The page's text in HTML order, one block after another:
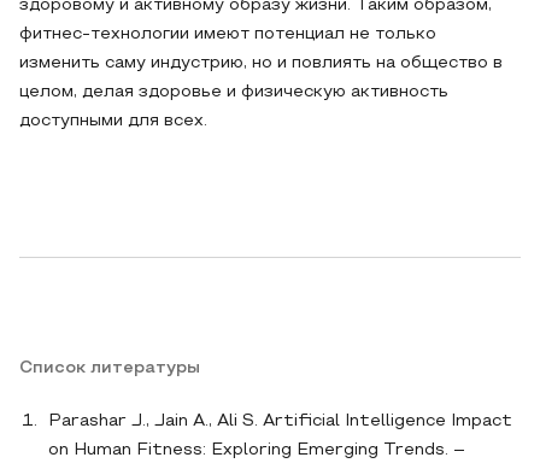
здоровому и активному образу жизни. Таким образом,
фитнес-технологии имеют потенциал не только
изменить саму индустрию, но и повлиять на общество в
целом, делая здоровье и физическую активность
доступными для всех.
Список литературы
Parashar J., Jain A., Ali S. Artificial Intelligence Impact
on Human Fitness: Exploring Emerging Trends. –